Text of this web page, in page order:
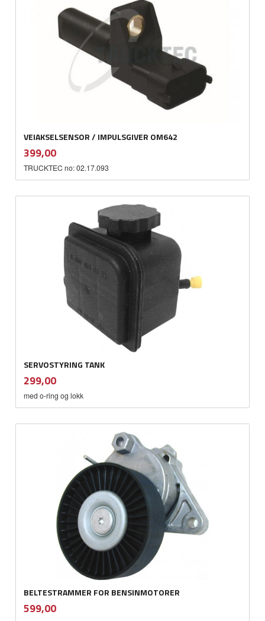
VEIAKSELSENSOR / IMPULSGIVER OM642
Pris
399,00mva.
TRUCKTEC no: 02.17.093
SERVOSTYRING TANK
Pris
299,00mva.
med o-ring og lokk
BELTESTRAMMER FOR BENSINMOTORER
Pris
599,00mva.